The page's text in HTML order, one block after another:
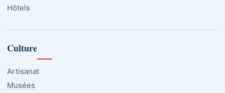
Hôtels
Culture
Artisanat
Musées